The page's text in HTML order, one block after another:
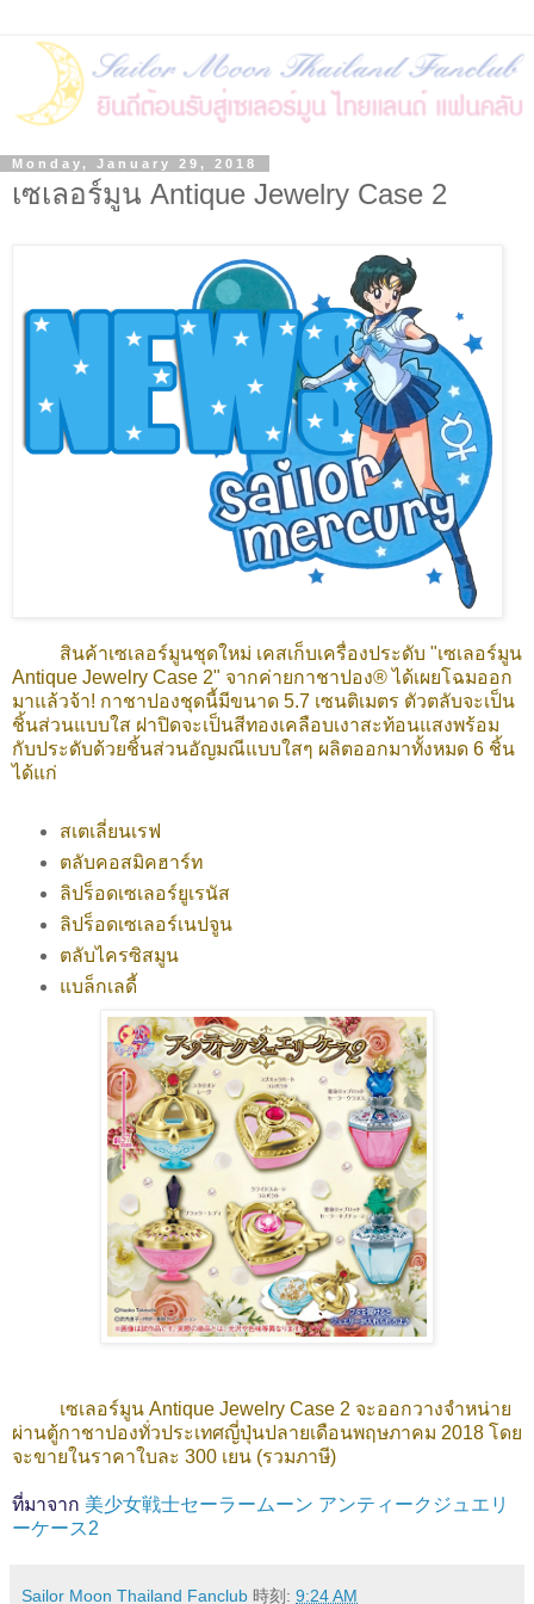
Monday, January 29, 2018
เซเลอร์มูน Antique Jewelry Case 2
สินค้าเซเลอร์มูนชุดใหม่ เคสเก็บเครื่องประดับ "เซเลอร์มูน
Antique Jewelry Case 2" จากค่ายกาชาปอง® ได้เผยโฉมออก
มาแล้วจ้า! กาชาปองชุดนี้มีขนาด 5.7 เซนติเมตร ตัวตลับจะเป็น
ชิ้นส่วนแบบใส ฝาปิดจะเป็นสีทองเคลือบเงาสะท้อนแสงพร้อม
กับประดับด้วยชิ้นส่วนอัญมณีแบบใสๆ ผลิตออกมาทั้งหมด 6 ชิ้น
ได้แก่
สเตเลี่ยนเรฟ
ตลับคอสมิคฮาร์ท
ลิปร็อดเซเลอร์ยูเรนัส
ลิปร็อดเซเลอร์เนปจูน
ตลับไครซิสมูน
แบล็กเลดี้
เซเลอร์มูน Antique Jewelry Case 2 จะออกวางจำหน่าย
ผ่านตู้กาชาปองทั่วประเทศญี่ปุ่นปลายเดือนพฤษภาคม 2018 โดย
จะขายในราคาใบละ 300 เยน (รวมภาษี)
ที่มาจาก 美少女戦士セーラームーン アンティークジュエリ
ーケース2
Sailor Moon Thailand Fanclub 時刻: 9:24 AM